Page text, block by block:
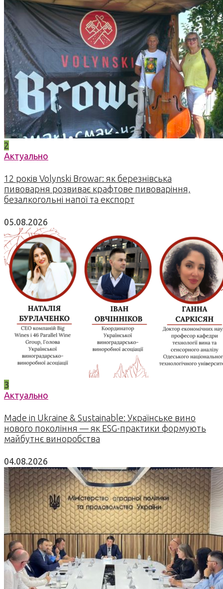
2
Актуально
12 років Volynski Browar: як березнівська
пивоварня розвиває крафтове пивоваріння,
безалкогольні напої та експорт
05.08.2026
3
Актуально
Made in Ukraine & Sustainable: Українське вино
нового покоління — як ESG-практики формують
майбутнє виноробства
04.08.2026